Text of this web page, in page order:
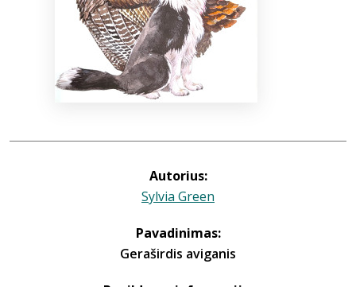
Autorius:
Sylvia Green
Pavadinimas:
Geraširdis aviganis